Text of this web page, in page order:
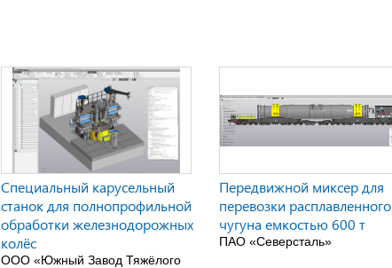
Специальный карусельный
станок для полнопрофильной
обработки железнодорожных
колёс
ООО «Южный Завод Тяжёлого
Передвижной миксер для
перевозки расплавленного
чугуна емкостью 600 т
ПАО «Северсталь»